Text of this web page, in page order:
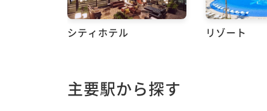
シティホテル リゾート
主要駅から探す